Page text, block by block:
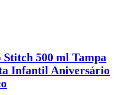
500 ml Tampa
Infantil Aniversário